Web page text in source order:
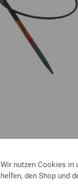
Wir nutzen Cookies in
helfen, den Shop und